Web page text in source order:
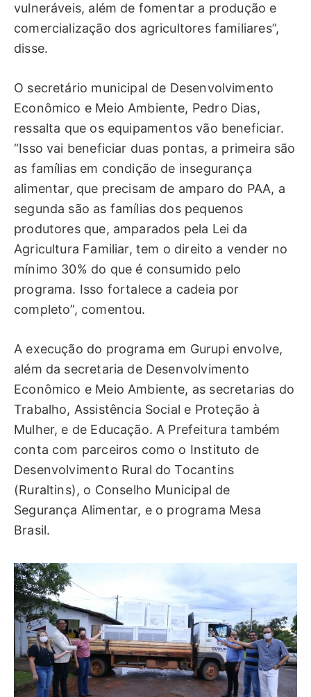
vulneráveis, além de fomentar a produção e
comercialização dos agricultores familiares”,
disse.
O secretário municipal de Desenvolvimento
Econômico e Meio Ambiente, Pedro Dias,
ressalta que os equipamentos vão beneficiar.
“Isso vai beneficiar duas pontas, a primeira são
as famílias em condição de insegurança
alimentar, que precisam de amparo do PAA, a
segunda são as famílias dos pequenos
produtores que, amparados pela Lei da
Agricultura Familiar, tem o direito a vender no
mínimo 30% do que é consumido pelo
programa. Isso fortalece a cadeia por
completo”, comentou.
A execução do programa em Gurupi envolve,
além da secretaria de Desenvolvimento
Econômico e Meio Ambiente, as secretarias do
Trabalho, Assistência Social e Proteção à
Mulher, e de Educação. A Prefeitura também
conta com parceiros como o Instituto de
Desenvolvimento Rural do Tocantins
(Ruraltins), o Conselho Municipal de
Segurança Alimentar, e o programa Mesa
Brasil.